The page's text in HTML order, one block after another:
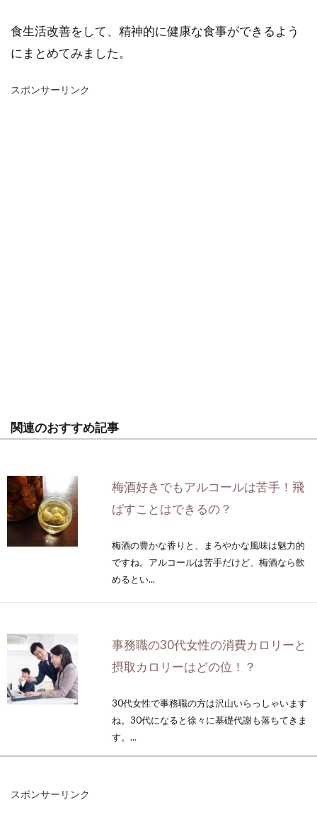
食生活改善をして、精神的に健康な食事ができるよう
にまとめてみました。
スポンサーリンク
関連のおすすめ記事
梅酒好きでもアルコールは苦手！飛
ばすことはできるの？
梅酒の豊かな香りと、まろやかな風味は魅力的
ですね。アルコールは苦手だけど、梅酒なら飲
めるとい...
事務職の30代女性の消費カロリーと
摂取カロリーはどの位！？
30代女性で事務職の方は沢山いらっしゃいます
ね。30代になると徐々に基礎代謝も落ちてきま
す。...
スポンサーリンク